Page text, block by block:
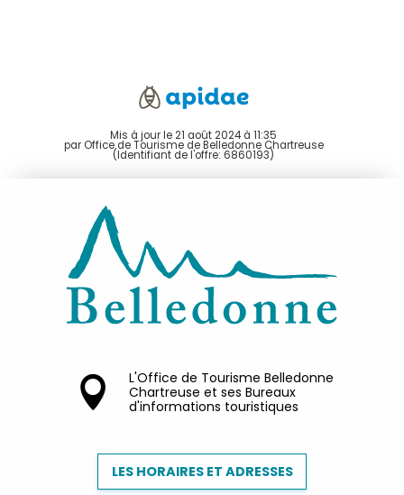
Mis à jour le 21 août 2024 à 11:35
par Office de Tourisme de Belledonne Chartreuse
(Identifiant de l'offre: 6860193)
L'Office de Tourisme Belledonne
Chartreuse et ses Bureaux
d'informations touristiques
LES HORAIRES ET ADRESSES